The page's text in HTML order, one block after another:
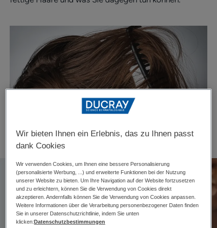
Wir bieten Ihnen ein Erlebnis, das zu Ihnen passt
dank Cookies
Wir verwenden Cookies, um Ihnen eine bessere Personalisierung
(personalisierte Werbung, ...) und erweiterte Funktionen bei der Nutzung
unserer Website zu bieten. Um Ihre Navigation auf der Website fortzusetzen
und zu erleichtern, können Sie die Verwendung von Cookies direkt
akzeptieren. Andernfalls können Sie die Verwendung von Cookies anpassen.
Weitere Informationen über die Verarbeitung personenbezogener Daten finden
Sie in unserer Datenschutzrichtlinie, indem Sie unten
klicken:Datenschutzbestimmungen